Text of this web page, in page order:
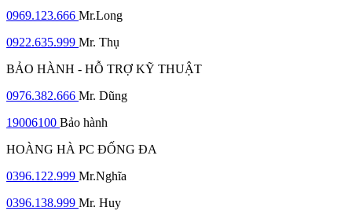
0969.123.666 Mr.Long
0922.635.999 Mr. Thụ
BẢO HÀNH - HỖ TRỢ KỸ THUẬT
0976.382.666 Mr. Dũng
19006100 Bảo hành
HOÀNG HÀ PC ĐỐNG ĐA
0396.122.999 Mr.Nghĩa
0396.138.999 Mr. Huy